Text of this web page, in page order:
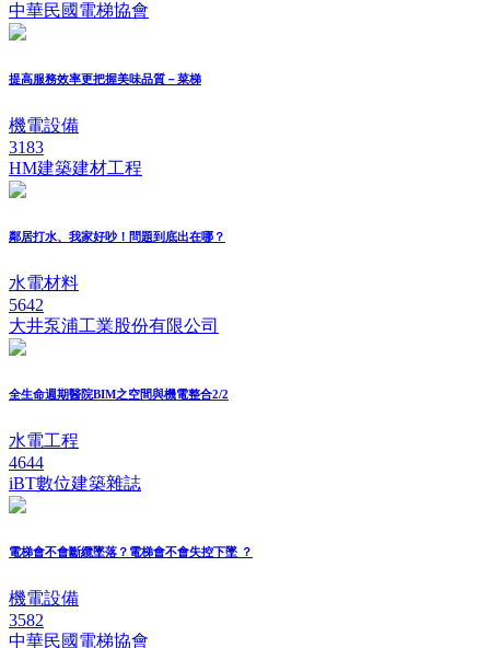
中華民國電梯協會
提高服務效率更把握美味品質－菜梯
機電設備
3183
HM建築建材工程
鄰居打水、我家好吵！問題到底出在哪？
水電材料
5642
大井泵浦工業股份有限公司
全生命週期醫院BIM之空間與機電整合2/2
水電工程
4644
iBT數位建築雜誌
電梯會不會斷纜墜落？電梯會不會失控下墜 ？
機電設備
3582
中華民國電梯協會